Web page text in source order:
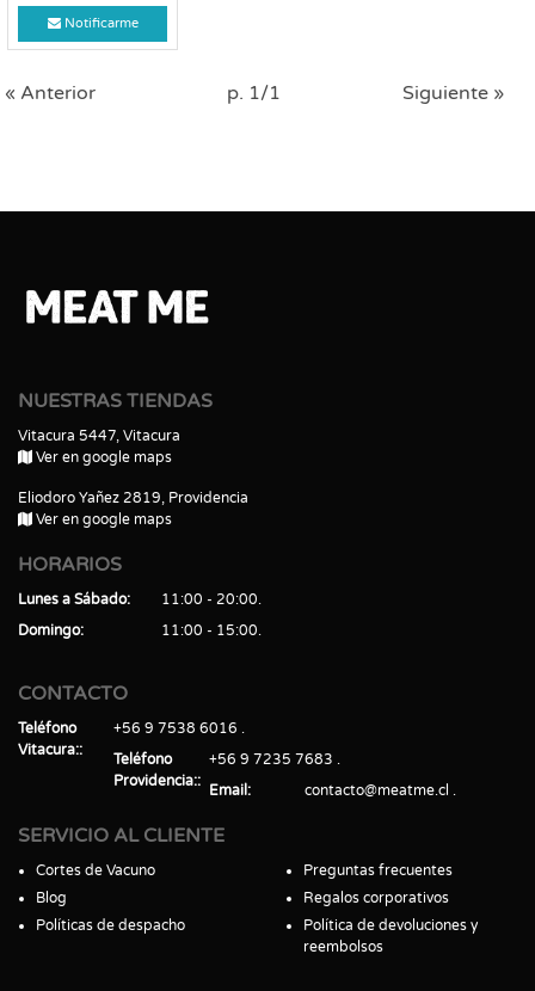
Notificarme
« Anterior p. 1/1 Siguiente »
NUESTRAS TIENDAS
Vitacura 5447, Vitacura
Ver en google maps
Eliodoro Yañez 2819, Providencia
Ver en google maps
HORARIOS
Lunes a Sábado
11:00 - 20:00
Domingo
11:00 - 15:00
CONTACTO
Teléfono
Vitacura:
+56 9 7538 6016
Teléfono
Providencia:
+56 9 7235 7683
Email
contacto@meatme.cl
SERVICIO AL CLIENTE
Cortes de Vacuno
Blog
Políticas de despacho
Preguntas frecuentes
Regalos corporativos
Política de devoluciones y
reembolsos